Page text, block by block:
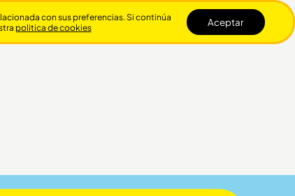
con sus preferencias. Si continúa
politica de cookies Aceptar